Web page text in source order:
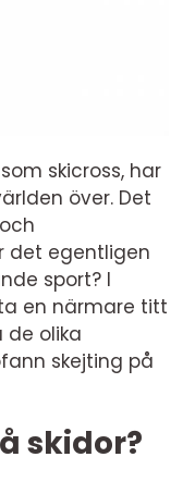
skicross, har
över. Det
det egentligen
sport? I
en närmare titt
de olika
skejting på
skidor?